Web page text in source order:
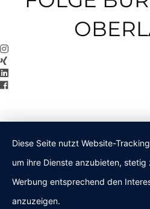
Diese Seite nutzt Website-
um ihre Dienste anzubieten, stetig
Werbung entsprechend den
anzuzeigen.